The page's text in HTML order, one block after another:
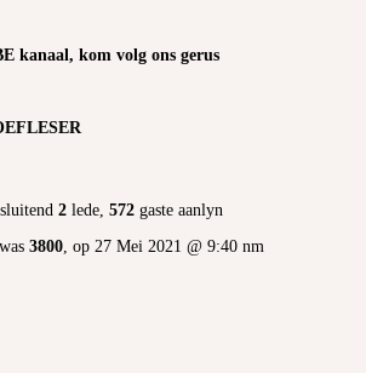
kanaal, kom volg ons gerus
2 lede, 572 gaste aanlyn
3800 , op 27 Mei 2021 @ 9:40 nm